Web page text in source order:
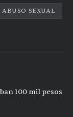
ABUSO SEXUAL
100 mil pesos